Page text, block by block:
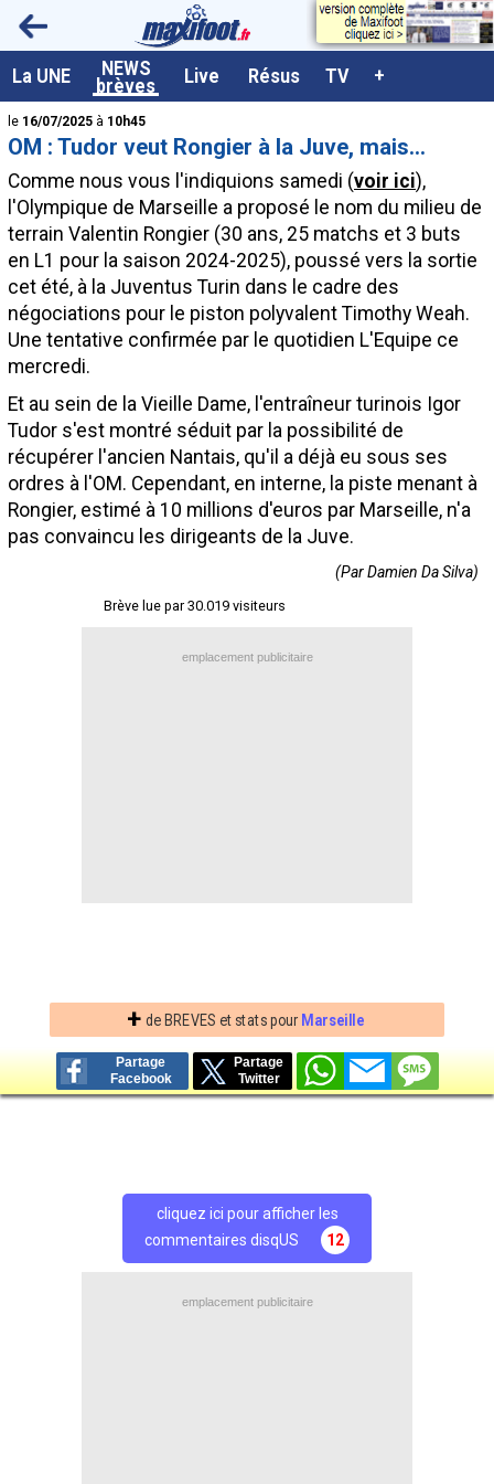
La UNE NEWS
brèves Live Résus TV +
<
le 16/07/2025 à 10h45
OM : Tudor veut Rongier à la Juve, mais...
Comme nous vous l'indiquions samedi (voir ici),
l'Olympique de Marseille a proposé le nom du milieu de
terrain Valentin Rongier (30 ans, 25 matchs et 3 buts
en L1 pour la saison 2024-2025), poussé vers la sortie
cet été, à la Juventus Turin dans le cadre des
négociations pour le piston polyvalent Timothy Weah.
Une tentative confirmée par le quotidien L'Equipe ce
mercredi.
Et au sein de la Vieille Dame, l'entraîneur turinois Igor
Tudor s'est montré séduit par la possibilité de
récupérer l'ancien Nantais, qu'il a déjà eu sous ses
ordres à l'OM. Cependant, en interne, la piste menant à
Rongier, estimé à 10 millions d'euros par Marseille, n'a
pas convaincu les dirigeants de la Juve.
(Par Damien Da Silva)
Brève lue par 30.019 visiteurs
emplacement publicitaire
+ de BREVES et stats pour Marseille
Partage
Facebook
Partage
Twitter
cliquez ici pour afficher les
commentaires disqUS
12
emplacement publicitaire
A la UNE
Dernières brèves
Live / Matchs en direct
Résultats et Classements
Class. buteurs européens
Programme TV foot
Vidéos
Sondages
Tableau transferts L1
Taille de la police
Paramètrages / Options
Contact / Signaler un bug
Mentions légales